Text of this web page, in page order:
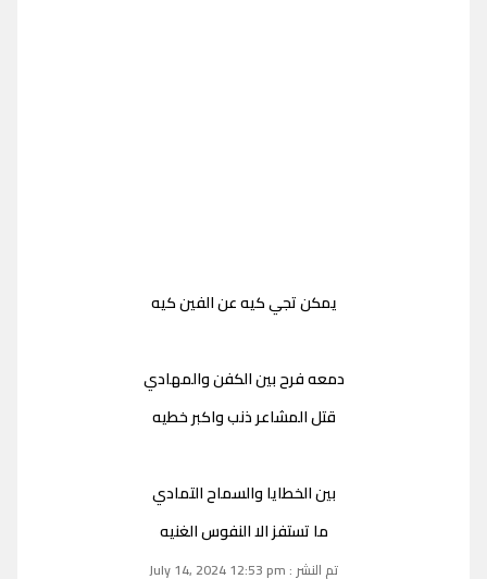
يمكن تجي كيه عن الفين كيه
دمعه فرح بين الكفن والمهادي
قتل المشاعر ذنب واكبر خطيه
بين الخطايا والسماح التمادي
ما تستفز الا النفوس الغنيه
تم النشر : July 14, 2024 12:53 pm